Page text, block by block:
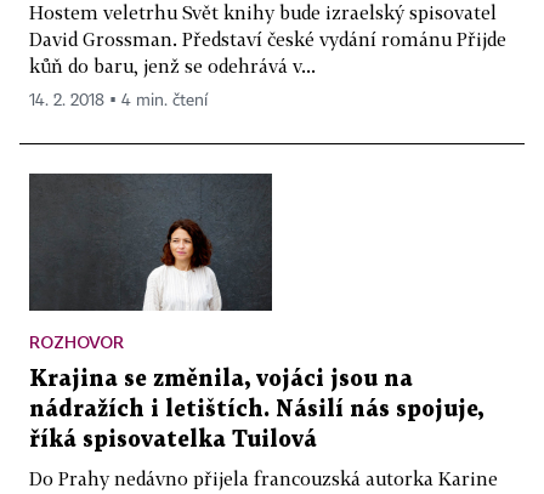
Hostem veletrhu Svět knihy bude izraelský spisovatel
David Grossman. Představí české vydání románu Přijde
kůň do baru, jenž se odehrává v...
14. 2. 2018 ▪ 4 min. čtení
ROZHOVOR
Krajina se změnila, vojáci jsou na
nádražích i letištích. Násilí nás spojuje,
říká spisovatelka Tuilová
Do Prahy nedávno přijela francouzská autorka Karine